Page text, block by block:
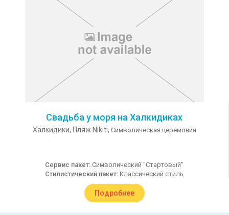
Свадьба у моря на Халкидиках
Халкидики, Пляж Nikiti, Символическая церемония
Сервис пакет: Символический "Стартовый"
Стилистический пакет: Классический стиль
Подробнее